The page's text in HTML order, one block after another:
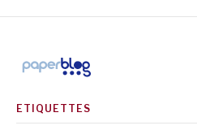
ETIQUETTES